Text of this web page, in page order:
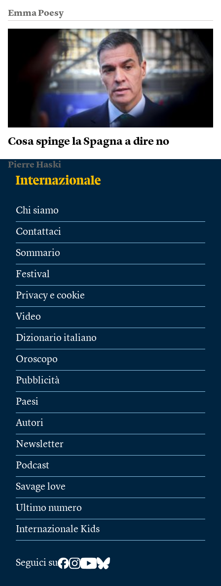
Emma Poesy
Cosa spinge la Spagna a dire no
Pierre Haski
Chi siamo
Contattaci
Sommario
Festival
Privacy e cookie
Video
Dizionario italiano
Oroscopo
Pubblicità
Paesi
Autori
Newsletter
Podcast
Savage love
Ultimo numero
Internazionale Kids
Seguici su